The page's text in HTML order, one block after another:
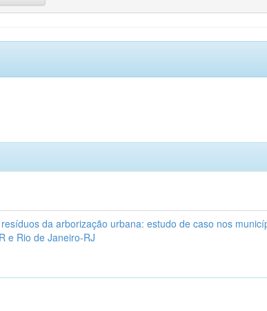
da arborização urbana: estudo de caso nos
e Rio de Janeiro-RJ